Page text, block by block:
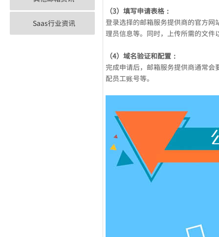
（3）填写申请表格：
登录选择的邮箱服务提供商的官方
理员信息等。同时，上传所需的文件
（4）域名验证和配置：
完成申请后，邮箱服务提供商通常
配员工账号等。
Saas行业资讯